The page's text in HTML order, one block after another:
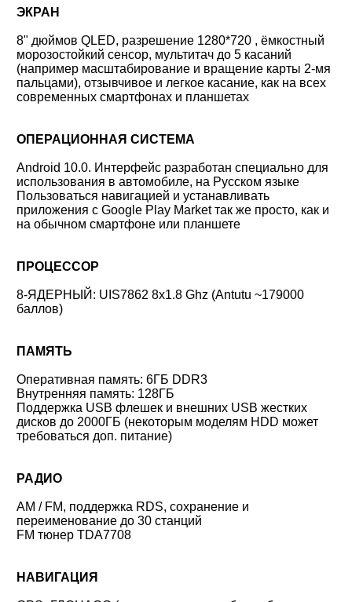
ЭКРАН
8" дюймов QLED, разрешение 1280*720 , ёмкостный
морозостойкий сенсор, мультитач до 5 касаний
(например масштабирование и вращение карты 2-мя
пальцами), отзывчивое и легкое касание, как на всех
современных смартфонах и планшетах
ОПЕРАЦИОННАЯ СИСТЕМА
Android 10.0. Интерфейс разработан специально для
использования в автомобиле, на Русском языке
Пользоваться навигацией и устанавливать
приложения с Google Play Market так же просто, как и
на обычном смартфоне или планшете
ПРОЦЕССОР
8-ЯДЕРНЫЙ: UIS7862 8x1.8 Ghz (Antutu ~179000
баллов)
ПАМЯТЬ
Оперативная память: 6ГБ DDR3
Внутренняя память: 128ГБ
Поддержка USB флешек и внешних USB жестких
дисков до 2000ГБ (некоторым моделям HDD может
требоваться доп. питание)
РАДИО
AM / FM, поддержка RDS, сохранение и
переименование до 30 станций
FM тюнер TDA7708
НАВИГАЦИЯ